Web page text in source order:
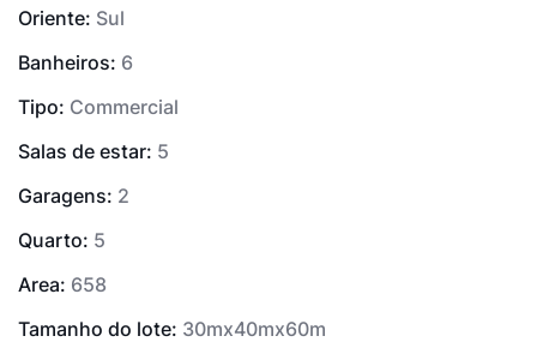
Oriente: Sul
Banheiros: 6
Tipo: Commercial
Salas de estar: 5
Garagens: 2
Quarto: 5
Area: 658
Tamanho do lote: 30mx40mx60m